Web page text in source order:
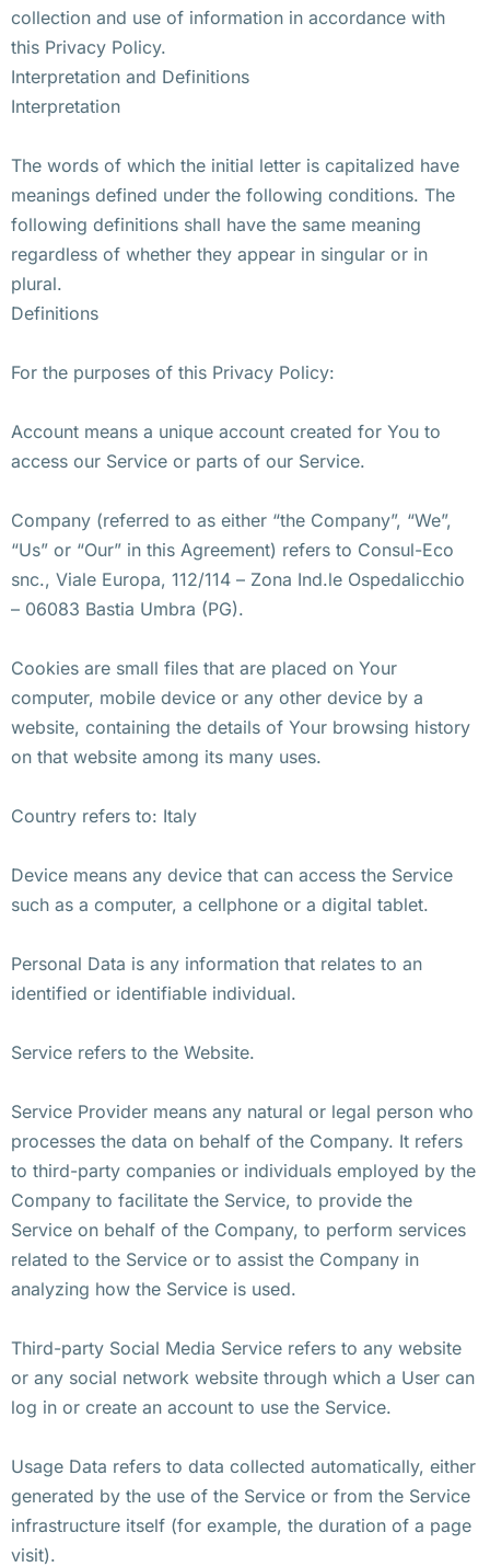
collection and use of information in accordance with
this Privacy Policy.
Interpretation and Definitions
Interpretation
The words of which the initial letter is capitalized have
meanings defined under the following conditions. The
following definitions shall have the same meaning
regardless of whether they appear in singular or in
plural.
Definitions
For the purposes of this Privacy Policy:
Account means a unique account created for You to
access our Service or parts of our Service.
Company (referred to as either “the Company”, “We”,
“Us” or “Our” in this Agreement) refers to Consul-Eco
snc., Viale Europa, 112/114 – Zona Ind.le Ospedalicchio
– 06083 Bastia Umbra (PG).
Cookies are small files that are placed on Your
computer, mobile device or any other device by a
website, containing the details of Your browsing history
on that website among its many uses.
Country refers to: Italy
Device means any device that can access the Service
such as a computer, a cellphone or a digital tablet.
Personal Data is any information that relates to an
identified or identifiable individual.
Service refers to the Website.
Service Provider means any natural or legal person who
processes the data on behalf of the Company. It refers
to third-party companies or individuals employed by the
Company to facilitate the Service, to provide the
Service on behalf of the Company, to perform services
related to the Service or to assist the Company in
analyzing how the Service is used.
Third-party Social Media Service refers to any website
or any social network website through which a User can
log in or create an account to use the Service.
Usage Data refers to data collected automatically, either
generated by the use of the Service or from the Service
infrastructure itself (for example, the duration of a page
visit).